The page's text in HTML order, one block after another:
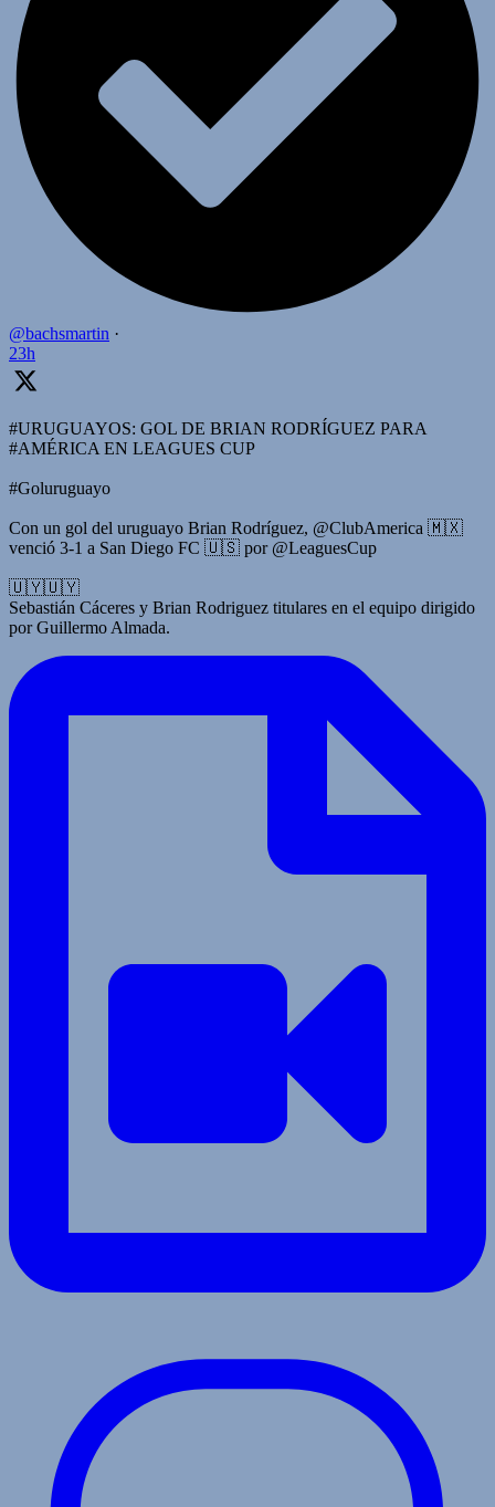
@bachsmartin ·
23h
#URUGUAYOS: GOL DE BRIAN RODRÍGUEZ PARA
#AMÉRICA EN LEAGUES CUP
#Goluruguayo
Con un gol del uruguayo Brian Rodríguez, @ClubAmerica 🇲🇽
venció 3-1 a San Diego FC 🇺🇸 por @LeaguesCup
🇺🇾🇺🇾
Sebastián Cáceres y Brian Rodriguez titulares en el equipo dirigido
por Guillermo Almada.